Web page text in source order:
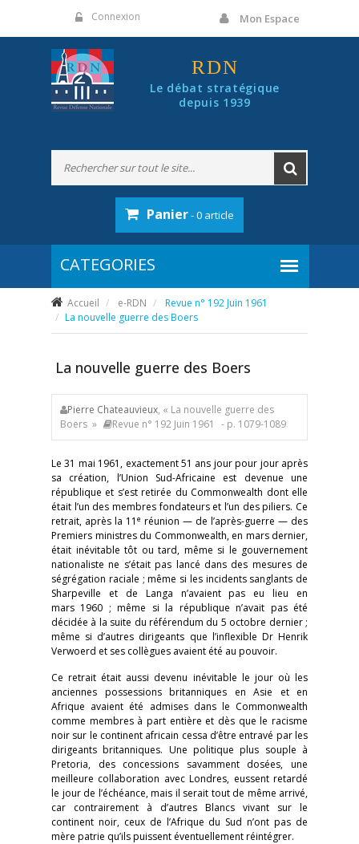
Connexion Mon Espace
RDN
Le débat stratégique
depuis 1939
Panier- 0 article
Accueil e-RDN
Revue n° 192 Juin 1961
La nouvelle guerre des Boers
La nouvelle guerre des Boers
Pierre Chateauvieux, « La nouvelle guerre des
Boers »
Revue n° 192 Juin 1961 - p. 1079-1089
Le 31 mai 1961, exactement 51 ans jour pour jour après
sa création, l’Union Sud-Africaine est devenue une
république et s’est retirée du Commonwealth dont elle
était l’un des membres fondateurs et l’un des piliers. Ce
retrait, après la 11 e réunion — de l’après-guerre — des
Premiers ministres du Commonwealth, en mars dernier,
était inévitable tôt ou tard, même si le gouvernement
nationaliste ne s’était pas lancé dans des mesures de
ségrégation raciale ; même si les incidents sanglants de
Sharpeville et de Langa n’avaient pas eu lieu en
mars 1960 ; même si la république n’avait pas été
décidée à la suite du référendum du 5 octobre dernier ;
même si d’autres dirigeants que l’inflexible Dr Henrik
Verwoerd et ses collègues avaient été au pouvoir.
Ce retrait était aussi devenu inévitable le jour où les
anciennes possessions britanniques en Asie et en
Afrique avaient été admises dans le Commonwealth
comme membres à part entière et dès que le racisme
noir sur le continent africain cessa d’être entravé par les
dirigeants britanniques. Une politique plus souple à
Pretoria, des concessions savamment dosées, une
meilleure collaboration avec Londres, eussent retardé
le jour de l’échéance, mais il serait tout de même arrivé,
car contrairement à d’autres Blancs vivant sur le
continent noir, ceux de l’Afrique du Sud n’ont pas de
mère patrie qu’ils puissent éventuellement réintégrer.